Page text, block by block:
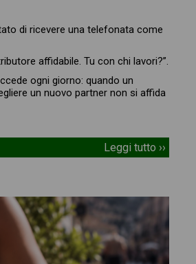
di ricevere una telefonata come
affidabile. Tu con chi lavori?”.
ogni giorno: quando un
un nuovo partner non si affida
Leggi tutto ››